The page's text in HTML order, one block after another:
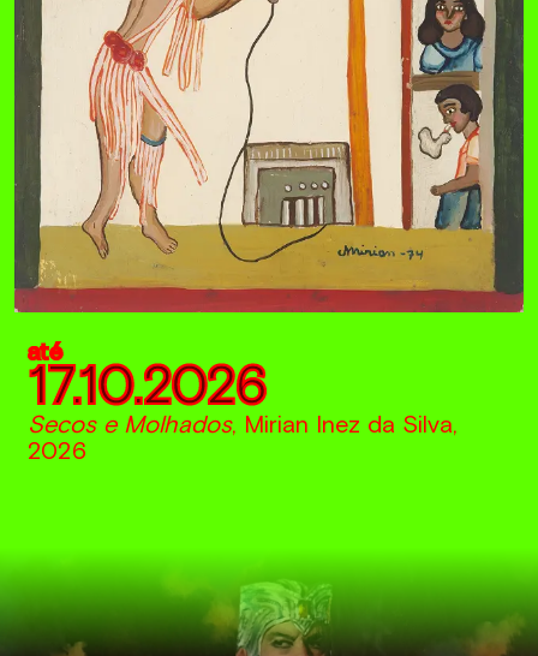
até
17.10.2026
Secos e Molhados, Mirian Inez da Silva,
2026